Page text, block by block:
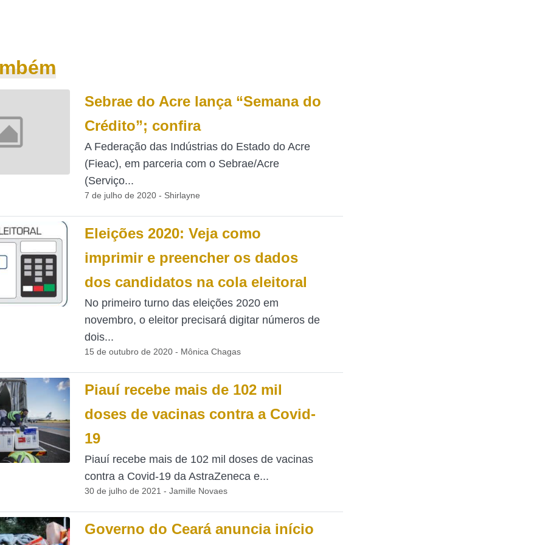
Sebrae do Acre lança “Semana do
Crédito”; confira
A Federação das Indústrias do Estado do Acre
(Fieac), em parceria com o Sebrae/Acre
(Serviço...
7 de julho de 2020 - Shirlayne
Eleições 2020: Veja como
imprimir e preencher os dados
dos candidatos na cola eleitoral
No primeiro turno das eleições 2020 em
novembro, o eleitor precisará digitar números de
dois...
15 de outubro de 2020 - Mônica Chagas
Piauí recebe mais de 102 mil
doses de vacinas contra a Covid-
19
Piauí recebe mais de 102 mil doses de vacinas
contra a Covid-19 da AstraZeneca e...
30 de julho de 2021 - Jamille Novaes
Governo do Ceará anuncia início